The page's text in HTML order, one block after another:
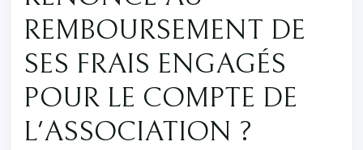
REMBOURSEMENT DE
SES FRAIS ENGAGÉS
POUR LE COMPTE DE
L'ASSOCIATION ?